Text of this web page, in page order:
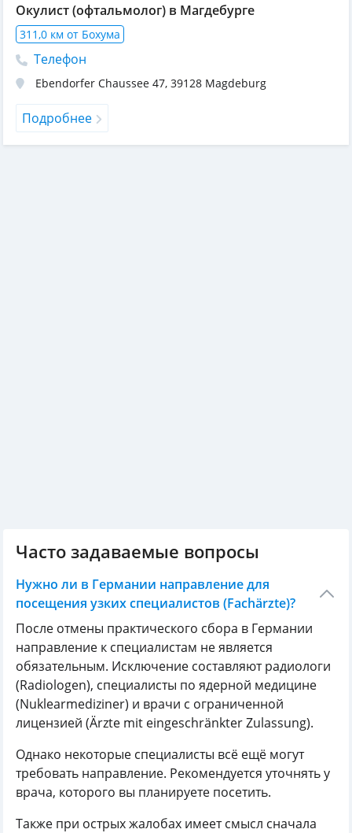
Окулист (офтальмолог) в Магдебурге
311,0 км от Бохума
Телефон
Ebendorfer Chaussee 47, 39128 Magdeburg
Подробнее
Часто задаваемые вопросы
Нужно ли в Германии направление для
посещения узких специалистов (Fachärzte)?
После отмены практического сбора в Германии
направление к специалистам не является
обязательным. Исключение составляют радиологи
(Radiologen), специалисты по ядерной медицине
(Nuklearmediziner) и врачи с ограниченной
лицензией (Ärzte mit eingeschränkter Zulassung).
Однако некоторые специалисты всё ещё могут
требовать направление. Рекомендуется уточнять у
врача, которого вы планируете посетить.
Также при острых жалобах имеет смысл сначала